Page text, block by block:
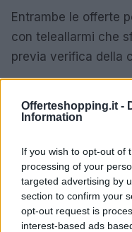
Offerteshopping.it -
Information
If you wish to opt-out of
processing of your
targeted advertising by
section to confirm your
opt-out request is
interest-based ads
Entrambe le offerte
con teleallarmi che
previa verifica della
AUTORE
Matteo
pop-up nei
promuovere
moda che
tendenze
bozze di